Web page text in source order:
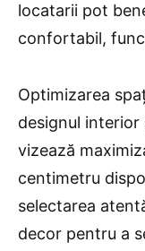
locatarii pot
confortabil,
Optimizarea
designul interior
vizează
centimetru
selectarea
decor pentru a